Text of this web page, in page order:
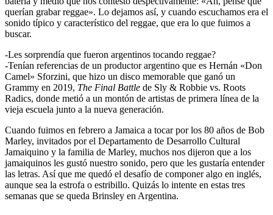
querían grabar reggae». Lo dejamos así, y cuando escuchamos era el
sonido típico y característico del reggae, que era lo que fuimos a
buscar.
-Les sorprendía que fueron argentinos tocando reggae?
-Tenían referencias de un productor argentino que es Hernán «Don
Camel» Sforzini, que hizo un disco memorable que ganó un
Grammy en 2019, The Final Battle de Sly & Robbie vs. Roots
Radics, donde metió a un montón de artistas de primera línea de la
vieja escuela junto a la nueva generación.
Cuando fuimos en febrero a Jamaica a tocar por los 80 años de Bob
Marley, invitados por el Departamento de Desarrollo Cultural
Jamaiquino y la familia de Marley, muchos nos dijeron que a los
jamaiquinos les gustó nuestro sonido, pero que les gustaría entender
las letras. Así que me quedó el desafío de componer algo en inglés,
aunque sea la estrofa o estribillo. Quizás lo intente en estas tres
semanas que se queda Brinsley en Argentina.